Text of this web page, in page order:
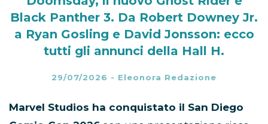
Black Panther 3. Da Robert Downey Jr.
a Ryan Gosling e David Jonsson: ecco
tutti gli annunci della Hall H.
29/07/2026 - Eleonora Redazione
Marvel Studios ha conquistato il San Diego